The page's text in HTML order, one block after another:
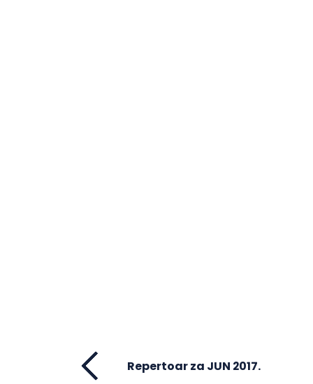
Repertoar za JUN 2017.